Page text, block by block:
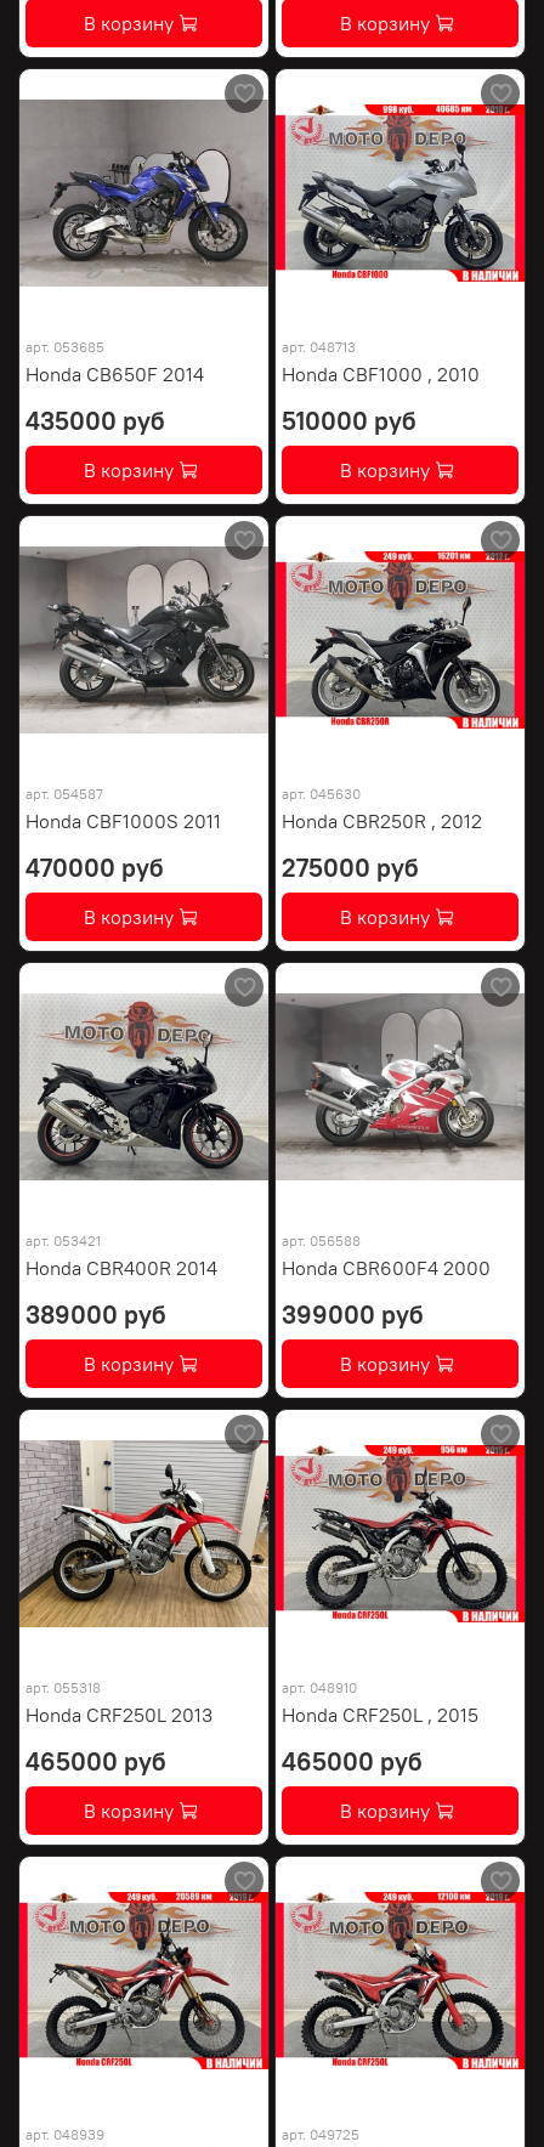
В корзину В корзину
арт. 053685
Honda CB650F 2014
435000 руб
В корзину
арт. 048713
Honda CBF1000 , 2010
510000 руб
В корзину
арт. 054587
Honda CBF1000S 2011
470000 руб
В корзину
арт. 045630
Honda CBR250R , 2012
275000 руб
В корзину
арт. 053421
Honda CBR400R 2014
389000 руб
В корзину
арт. 056588
Honda CBR600F4 2000
399000 руб
В корзину
арт. 055318
Honda CRF250L 2013
465000 руб
В корзину
арт. 048910
Honda CRF250L , 2015
465000 руб
В корзину
арт. 048939 арт. 049725